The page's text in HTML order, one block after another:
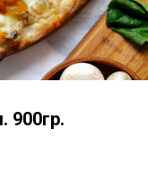
900гр.